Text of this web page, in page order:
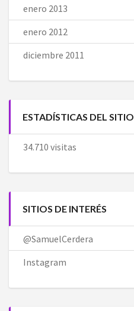
enero 2013
enero 2012
diciembre 2011
ESTADÍSTICAS DEL SITIO
34.710 visitas
SITIOS DE INTERÉS
@SamuelCerdera
Instagram